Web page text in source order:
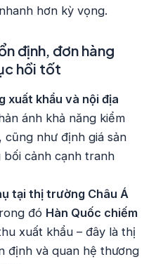
hơn kỳ vọng.
định, đơn hàng
hồi tốt
xuất khẩu và nội địa
ánh khả năng kiểm
cũng như định giá sản
cảnh cạnh tranh
tại thị trường Châu Á
đó Hàn Quốc chiếm
xuất khẩu – đây là thị
định và quan hệ thương